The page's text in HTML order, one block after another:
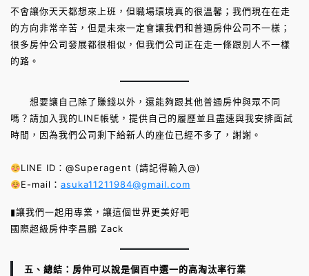
不會讓你天天都想來上班，但職場環境真的很溫馨；我們現在在走
的方向非常辛苦，但是未來一定會讓我們和普通房仲公司不一樣；
很多房仲公司發展都很相似，但我們公司正在走一條跟別人不一樣
的路。
想要讓自己除了賺錢以外，還能夠跟其他普通房仲與眾不同
嗎？請加入我的LINE帳號，提供自己的履歷並且盡速與我安排面試
時間，因為我們公司剩下給新人的座位已經不多了，謝謝。
LINE ID：@Superagent (請記得輸入@)
E-mail： asuka11211984@gmail.com
▮讓我們一起用專業，讓這個世界更美好吧
國際超級房仲李昌鵬 Zack
五、總結：房仲可以說是個百中選一的高淘汰率行業